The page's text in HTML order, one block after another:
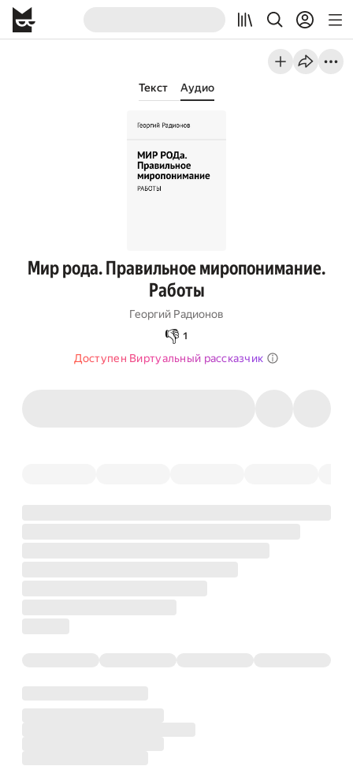
Текст Аудио
Мир рода. Правильное миропонимание.
Работы
Георгий Радионов
👎 1
Доступен Виртуальный рассказчик